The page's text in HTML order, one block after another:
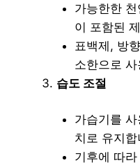
가능한한
이 포함된
표백제, 방
소한으로
습도 조절
가습기를
치로 유지
기후에 따